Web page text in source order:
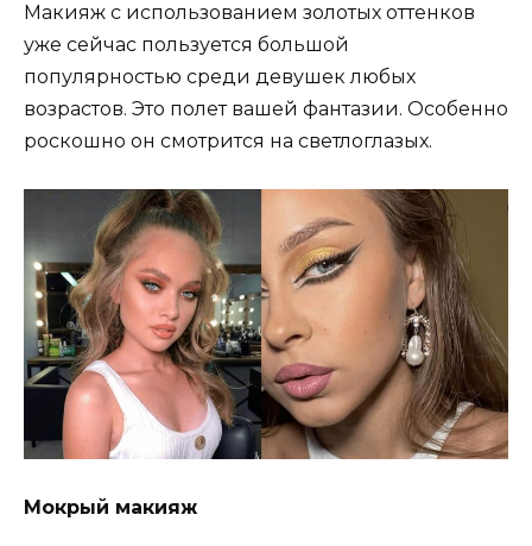
Макияж с использованием золотых оттенков
уже сейчас пользуется большой
популярностью среди девушек любых
возрастов. Это полет вашей фантазии. Особенно
роскошно он смотрится на светлоглазых.
Мокрый макияж